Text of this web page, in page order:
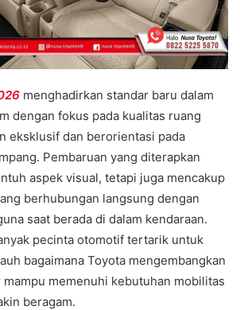
menghadirkan standar baru dalam
dengan fokus pada kualitas ruang
eksklusif dan berorientasi pada
Pembaruan yang diterapkan
aspek visual, tetapi juga mencakup
berhubungan langsung dengan
saat berada di dalam kendaraan.
pecinta otomotif tertarik untuk
bagaimana Toyota mengembangkan
mampu memenuhi kebutuhan mobilitas
beragam.